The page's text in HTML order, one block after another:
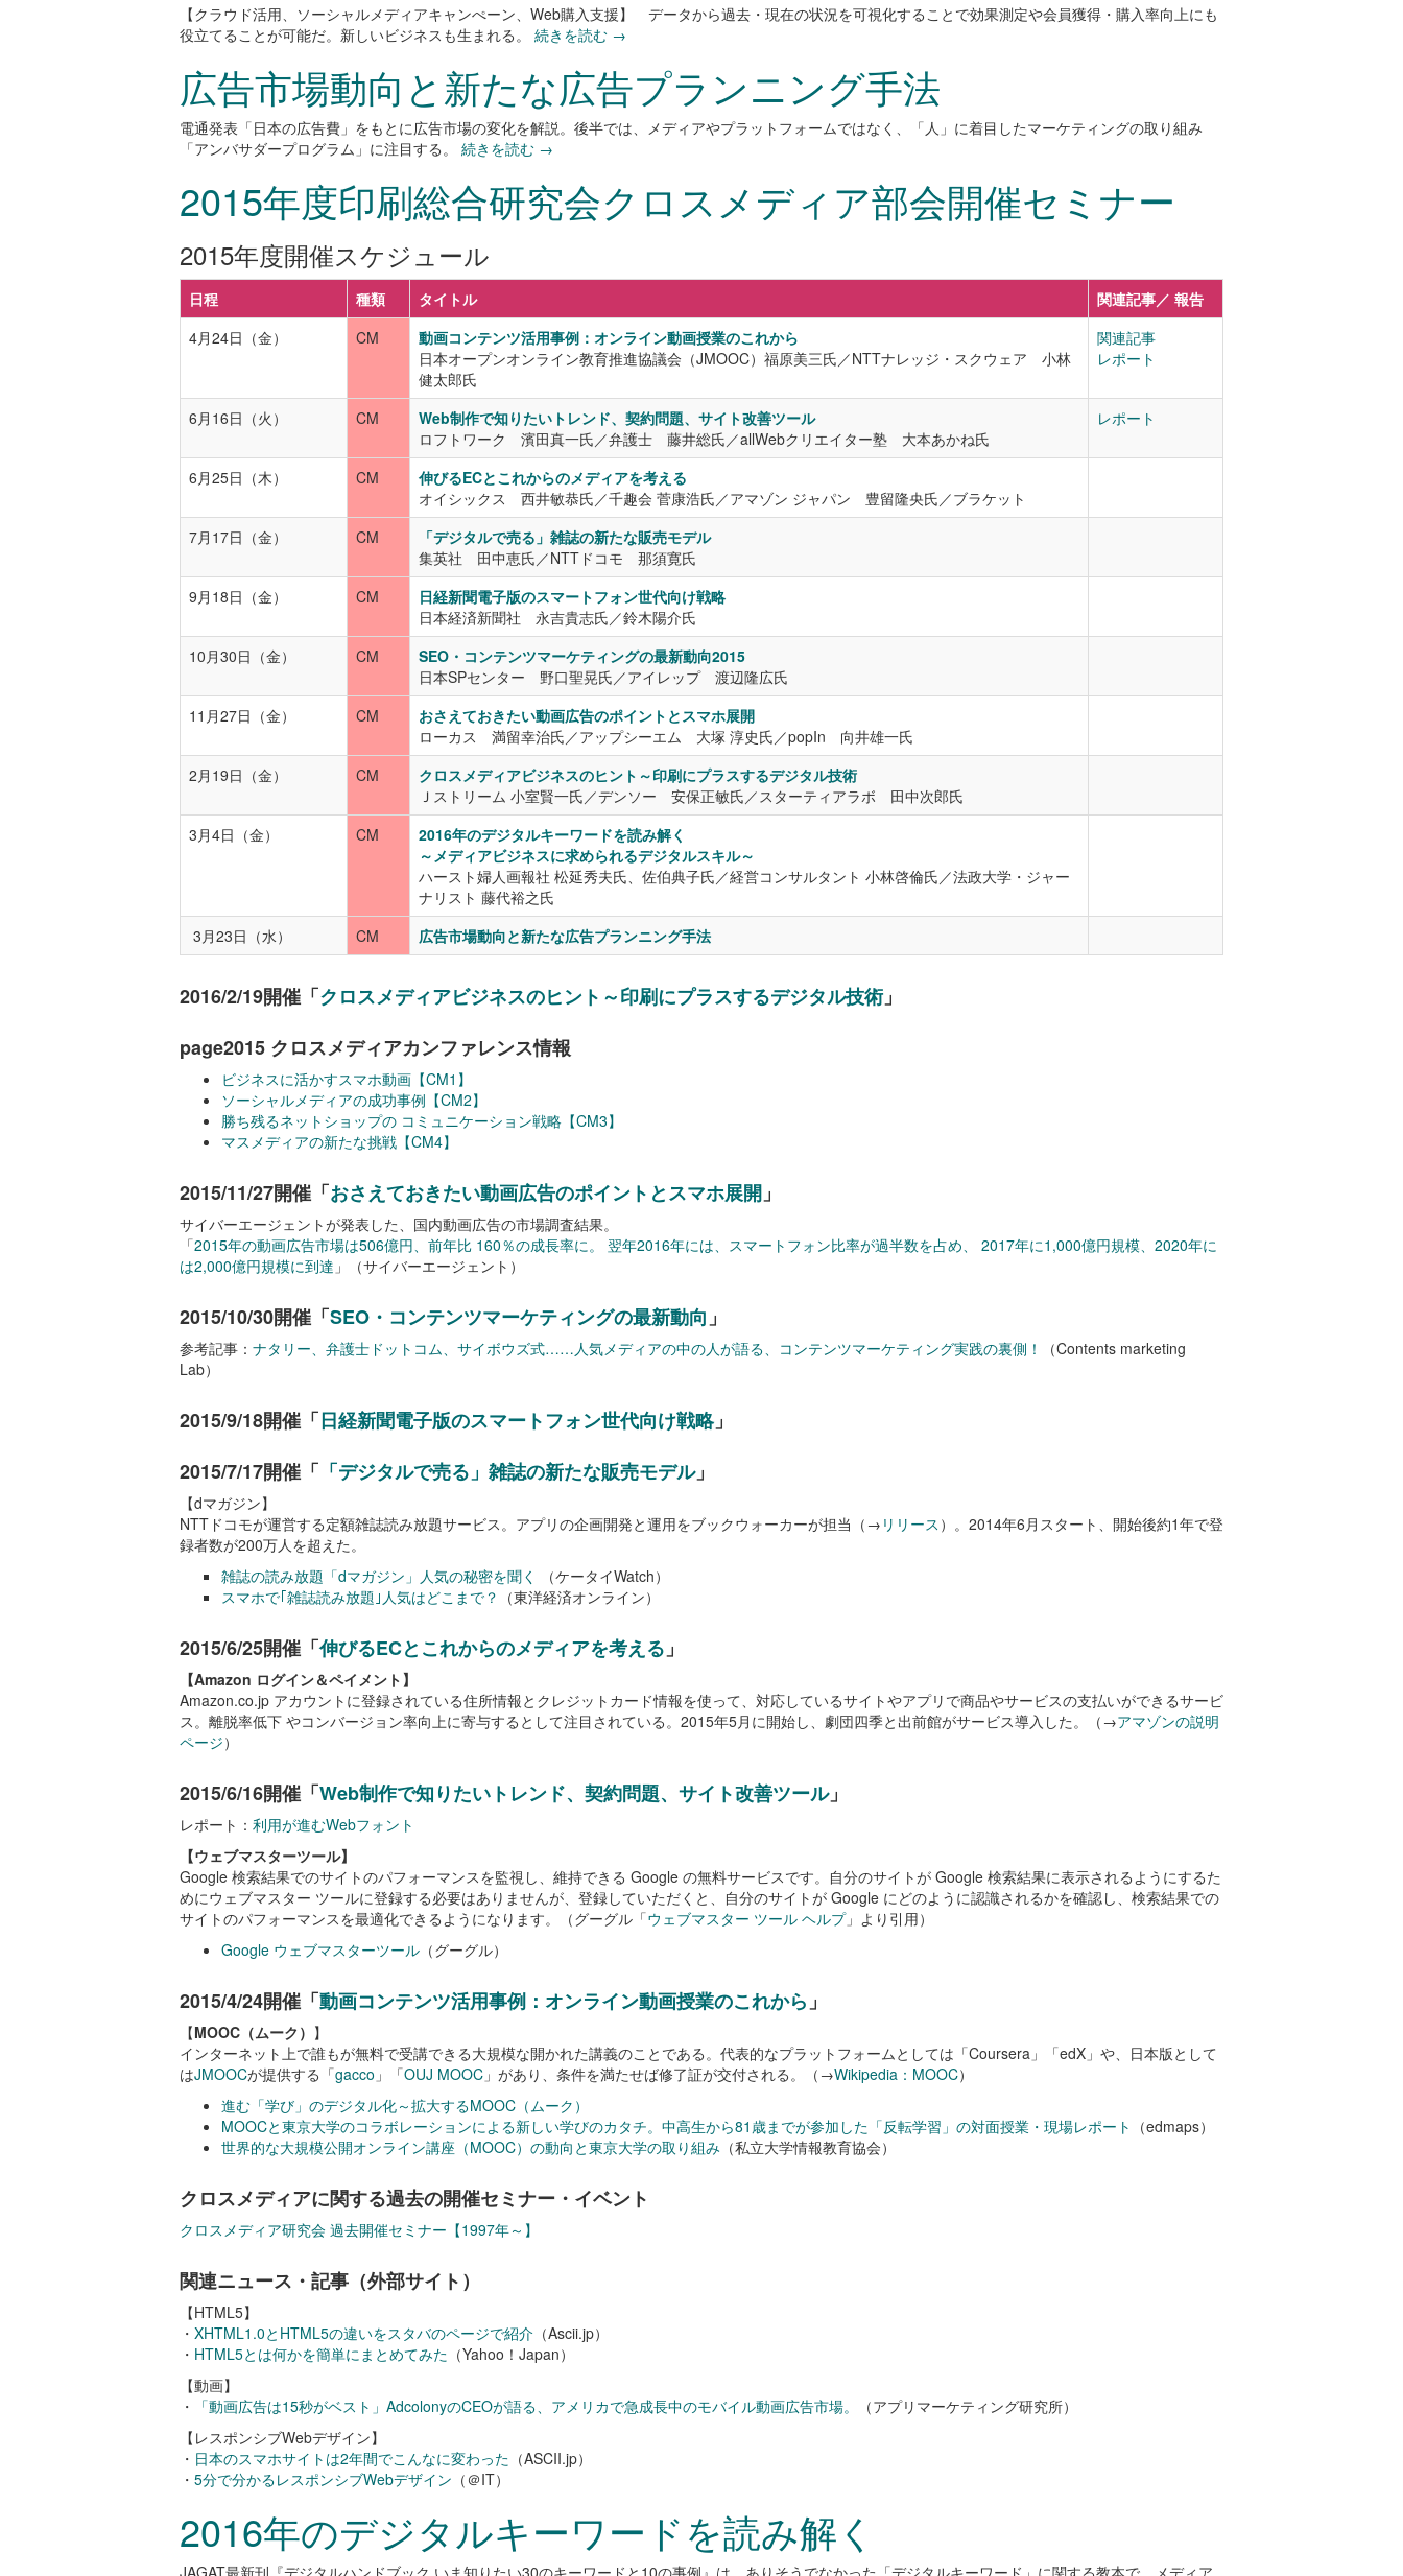
【クラウド活用、ソーシャルメディアキャンぺーン、Web購入支援】 データから過去・現在の状況を可視化することで効果測定や会員獲得・購入率向上にも
役立てることが可能だ。新しいビジネスも生まれる。 続きを読む →
広告市場動向と新たな広告プランニング手法
電通発表「日本の広告費」をもとに広告市場の変化を解説。後半では、メディアやプラットフォームではなく、「人」に着目したマーケティングの取り組み
「アンバサダープログラム」に注目する。 続きを読む →
2015年度印刷総合研究会クロスメディア部会開催セミナー
2015年度開催スケジュール
日程 種類 タイトル
関連記事／ 報告
4月24日（金）
CM
動画コンテンツ活用事例：オンライン動画授業のこれから
日本オープンオンライン教育推進協議会（JMOOC）福原美三氏／NTTナレッジ・スクウェア 小林
健太郎氏
関連記事
レポート
6月16日（火） CM
Web制作で知りたいトレンド、契約問題、サイト改善ツール
ロフトワーク 濱田真一氏／弁護士 藤井総氏／allWebクリエイター塾 大本あかね氏
レポート
6月25日（木） CM
伸びるECとこれからのメディアを考える
オイシックス 西井敏恭氏／千趣会 菅康浩氏／アマゾン ジャパン 豊留隆央氏／ブラケット
7月17日（金）
CM
「デジタルで売る」雑誌の新たな販売モデル
集英社 田中恵氏／NTTドコモ 那須寛氏
9月18日（金）
CM
日経新聞電子版のスマートフォン世代向け戦略
日本経済新聞社 永吉貴志氏／鈴木陽介氏
10月30日（金）
CM
SEO・コンテンツマーケティングの最新動向2015
日本SPセンター 野口聖晃氏／アイレップ 渡辺隆広氏
11月27日（金）
CM
おさえておきたい動画広告のポイントとスマホ展開
ローカス 満留幸治氏／アップシーエム 大塚 淳史氏／popIn 向井雄一氏
2月19日（金）
CM
クロスメディアビジネスのヒント～印刷にプラスするデジタル技術
Ｊストリーム 小室賢一氏／デンソー 安保正敏氏／スターティアラボ 田中次郎氏
3月4日（金）
CM
2016年のデジタルキーワードを読み解く
～メディアビジネスに求められるデジタルスキル～
ハースト婦人画報社 松延秀夫氏、佐伯典子氏／経営コンサルタント 小林啓倫氏／法政大学・ジャー
ナリスト 藤代裕之氏
3月23日（水）
CM 広告市場動向と新たな広告プランニング手法
2016/2/19開催「クロスメディアビジネスのヒント～印刷にプラスするデジタル技術」
page2015 クロスメディアカンファレンス情報
ビジネスに活かすスマホ動画 【CM1】
ソーシャルメディアの成功事例 【CM2】
勝ち残るネットショップの コミュニケーション戦略 【CM3】
マスメディアの新たな挑戦 【CM4】
2015/11/27開催「おさえておきたい動画広告のポイントとスマホ展開 」
サイバーエージェントが発表した、国内動画広告の市場調査結果。
「2015年の動画広告市場は506億円、前年比 160％の成長率に。 翌年2016年には、スマートフォン比率が過半数を占め、 2017年に1,000億円規模、2020年に
は2,000億円規模に到達 」（サイバーエージェント）
2015/10/30開催「SEO・コンテンツマーケティングの最新動向 」
参考記事： ナタリー、弁護士ドットコム、サイボウズ式……人気メディアの中の人が語る、コンテンツマーケティング実践の裏側！
（Contents marketing
Lab）
2015/9/18開催「日経新聞電子版のスマートフォン世代向け戦略」
2015/7/17開催「 「デジタルで売る」雑誌の新たな販売モデル」
【dマガジン】
NTTドコモが運営する定額雑誌読み放題サービス。アプリの企画開発と運用をブックウォーカーが担当（→ リリース ）。2014年6月スタート、開始後約1年で登
録者数が200万人を超えた。
雑誌の読み放題「dマガジン」人気の秘密を聞く
（ケータイWatch）
スマホで｢雑誌読み放題｣人気はどこまで？ （東洋経済オンライン）
2015/6/25開催「伸びるECとこれからのメディアを考える 」
【Amazon ログイン＆ペイメント】
Amazon.co.jp アカウントに登録されている住所情報とクレジットカード情報を使って、対応しているサイトやアプリで商品やサービスの支払いができるサービ
ス。離脱率低下 やコンバージョン率向上に寄与するとして注目されている。2015年5月に開始し、劇団四季と出前館がサービス導入した。（→アマゾンの説明
ページ）
2015/6/16開催「Web制作で知りたいトレンド、契約問題、サイト改善ツール」
レポート： 利用が進むWebフォント
【ウェブマスターツール】
Google 検索結果でのサイトのパフォーマンスを監視し、維持できる Google の無料サービスです。自分のサイトが Google 検索結果に表示されるようにするた
めにウェブマスター ツールに登録する必要はありませんが、登録していただくと、自分のサイトが Google にどのように認識されるかを確認し、検索結果での
サイトのパフォーマンスを最適化できるようになります。（グーグル「ウェブマスター ツール ヘルプ」より引用）
Google ウェブマスターツール （グーグル）
2015/4/24開催「動画コンテンツ活用事例：オンライン動画授業のこれから 」
【MOOC（ムーク） 】
インターネット上で誰もが無料で受講できる大規模な開かれた講義のことである。代表的なプラットフォームとしては「Coursera」「edX」や、日本版として
はJMOOCが提供する「gacco 」「OUJ MOOC 」があり、条件を満たせば修了証が交付される。（→Wikipedia：MOOC）
進む「学び」のデジタル化～拡大するMOOC（ムーク）
MOOCと東京大学のコラボレーションによる新しい学びのカタチ。中高生から81歳までが参加した「反転学習」の対面授業・現場レポート （edmaps）
世界的な大規模公開オンライン講座（MOOC）の動向と東京大学の取り組み （私立大学情報教育協会）
クロスメディアに関する過去の開催セミナー・イベント
クロスメディア研究会 過去開催セミナー【1997年～】
関連ニュース・記事（外部サイト）
【HTML5】
・ XHTML1.0とHTML5の違いをスタバのページで紹介 （Ascii.jp）
・ HTML5とは何かを簡単にまとめてみた （Yahoo！Japan）
【動画】
・
「動画広告は15秒がベスト」AdcolonyのCEOが語る、アメリカで急成長中のモバイル動画広告市場。
（アプリマーケティング研究所）
【レスポンシブWebデザイン】
・ 日本のスマホサイトは2年間でこんなに変わった （ASCII.jp）
・ 5分で分かるレスポンシブWebデザイン （＠IT）
2016年のデジタルキーワードを読み解く
JAGAT最新刊『デジタルハンドブック いま知りたい30のキーワードと10の事例』は、ありそうでなかった「デジタルキーワード」に関する教本で、メディア